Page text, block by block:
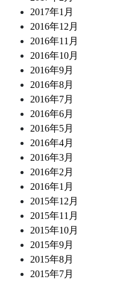
2017年1月
2016年12月
2016年11月
2016年10月
2016年9月
2016年8月
2016年7月
2016年6月
2016年5月
2016年4月
2016年3月
2016年2月
2016年1月
2015年12月
2015年11月
2015年10月
2015年9月
2015年8月
2015年7月